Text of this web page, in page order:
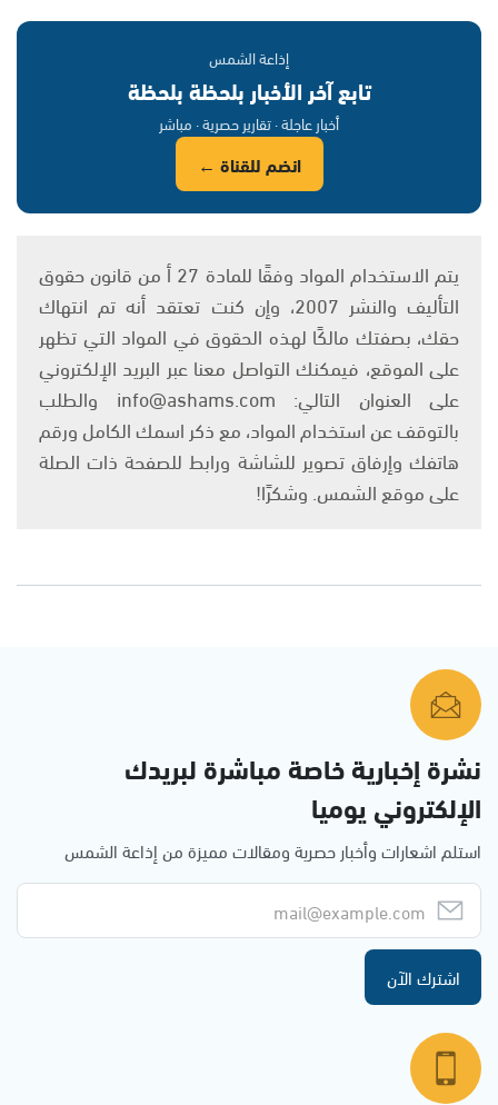
إذاعة الشمس
تابع آخر الأخبار بلحظة بلحظة
أخبار عاجلة · تقارير حصرية · مباشر
انضم للقناة ←
يتم الاستخدام المواد وفقًا للمادة 27 أ من قانون حقوق
التأليف والنشر 2007، وإن كنت تعتقد أنه تم انتهاك
حقك، بصفتك مالكًا لهذه الحقوق في المواد التي تظهر
على الموقع، فيمكنك التواصل معنا عبر البريد الإلكتروني
على العنوان التالي: info@ashams.com والطلب
بالتوقف عن استخدام المواد، مع ذكر اسمك الكامل ورقم
هاتفك وإرفاق تصوير للشاشة ورابط للصفحة ذات الصلة
على موقع الشمس. وشكرًا!
نشرة إخبارية خاصة مباشرة لبريدك
الإلكتروني يوميا
استلم اشعارات وأخبار حصرية ومقالات مميزة من إذاعة الشمس
اشترك الآن